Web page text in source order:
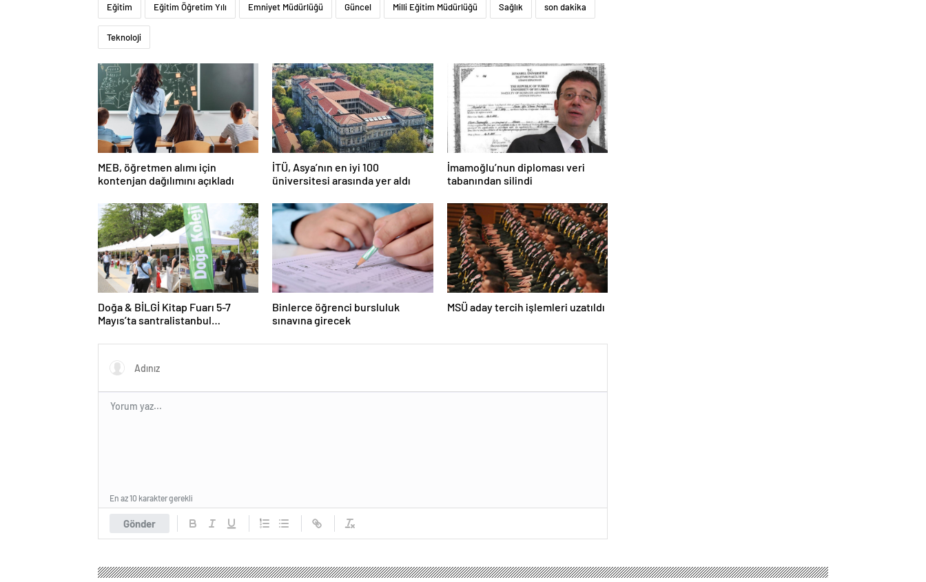
Eğitim Eğitim Öğretim Yılı Emniyet Müdürlüğü Güncel Milli Eğitim Müdürlüğü Sağlık son dakika
Teknoloji
MEB, öğretmen alımı için
kontenjan dağılımını açıkladı
İTÜ, Asya’nın en iyi 100
üniversitesi arasında yer aldı
İmamoğlu’nun diploması veri
tabanından silindi
Doğa & BİLGİ Kitap Fuarı 5-7
Mayıs’ta santralistanbul
Binlerce öğrenci bursluluk
sınavına girecek
MSÜ aday tercih işlemleri uzatıldı
Gönder
En az 10 karakter gerekli